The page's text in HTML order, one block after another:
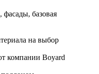
фасады, базовая
на выбор
компании Boyard